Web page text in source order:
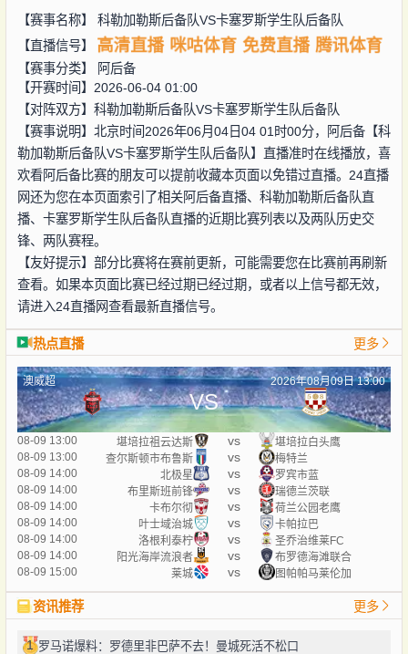
【赛事名称】 科勒加勒斯后备队VS卡塞罗斯学生队后备队
【直播信号】
高清直播 咪咕体育 免费直播 腾讯体育
【赛事分类】
阿后备
【开赛时间】2026-06-04 01:00
【对阵双方】 科勒加勒斯后备队VS卡塞罗斯学生队后备队
【赛事说明】北京时间2026年06月04日04 01时00分，阿后备【科
勒加勒斯后备队VS卡塞罗斯学生队后备队】直播准时在线播放，喜
欢看阿后备比赛的朋友可以提前收藏本页面以免错过直播。24直播
网还为您在本页面索引了相关阿后备直播、科勒加勒斯后备队直
播、卡塞罗斯学生队后备队直播的近期比赛列表以及两队历史交
锋、两队赛程。
【友好提示】部分比赛将在赛前更新，可能需要您在比赛前再刷新
查看。如果本页面比赛已经过期已经过期，或者以上信号都无效，
请进入24直播网查看最新直播信号。
热点直播 更多
澳威超 2026年08月09日 13:00
VS
08-09 13:00 堪培拉祖云达斯 vs
堪培拉白头鹰
08-09 13:00
查尔斯顿市布鲁斯 vs
梅特兰
08-09 14:00
北极星 vs
罗宾市蓝
08-09 14:00
布里斯班前锋 vs
瑞德兰茨联
08-09 14:00
卡布尔彻 vs
荷兰公园老鹰
08-09 14:00
叶士域治城 vs
卡帕拉巴
08-09 14:00
洛根利泰柠 vs
圣乔治维莱FC
08-09 14:00
阳光海岸流浪者 vs
布罗德海滩联合
08-09 15:00
莱城 vs 图帕帕马莱伦加
资讯推荐 更多
1 罗马诺爆料：罗德里非巴萨不去！曼城死活不松口